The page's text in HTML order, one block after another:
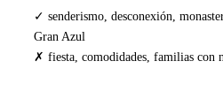
✓ senderismo, desconexión,
Gran Azul
✗ fiesta, comodidades, familias con